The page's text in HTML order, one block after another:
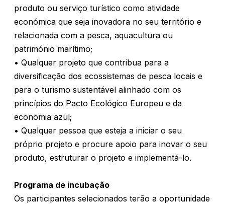
produto ou serviço turístico como atividade
económica que seja inovadora no seu território e
relacionada com a pesca, aquacultura ou
património marítimo;
• Qualquer projeto que contribua para a
diversificação dos ecossistemas de pesca locais e
para o turismo sustentável alinhado com os
princípios do Pacto Ecológico Europeu e da
economia azul;
• Qualquer pessoa que esteja a iniciar o seu
próprio projeto e procure apoio para inovar o seu
produto, estruturar o projeto e implementá-lo.
Programa de incubação
Os participantes selecionados terão a oportunidade